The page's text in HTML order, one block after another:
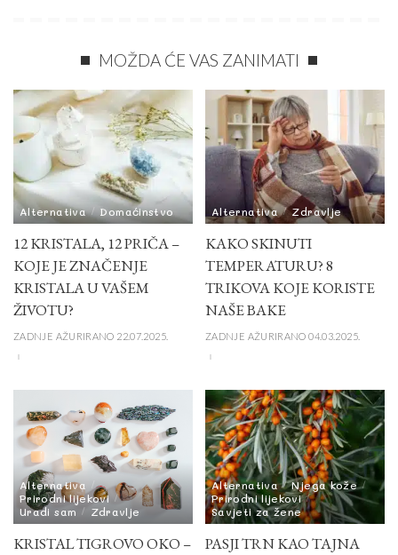
MOŽDA ĆE VAS ZANIMATI
Alternativa Domaćinstvo
12 KRISTALA, 12 PRIČA –
KOJE JE ZNAČENJE
KRISTALA U VAŠEM
ŽIVOTU?
ZADNJE AŽURIRANO 22.07.2025.
Alternativa Zdravlje
KAKO SKINUTI
TEMPERATURU? 8
TRIKOVA KOJE KORISTE
NAŠE BAKE
ZADNJE AŽURIRANO 04.03.2025.
Alternativa
Prirodni lijekovi
Uradi sam
Zdravlje
KRISTAL TIGROVO OKO –
Alternativa
Njega kože
Prirodni lijekovi
Savjeti za žene
PASJI TRN KAO TAJNA